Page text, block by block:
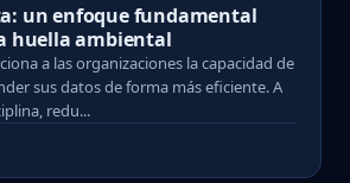
un enfoque fundamental
huella ambiental
a las organizaciones la capacidad de
sus datos de forma más eficiente. A
redu...